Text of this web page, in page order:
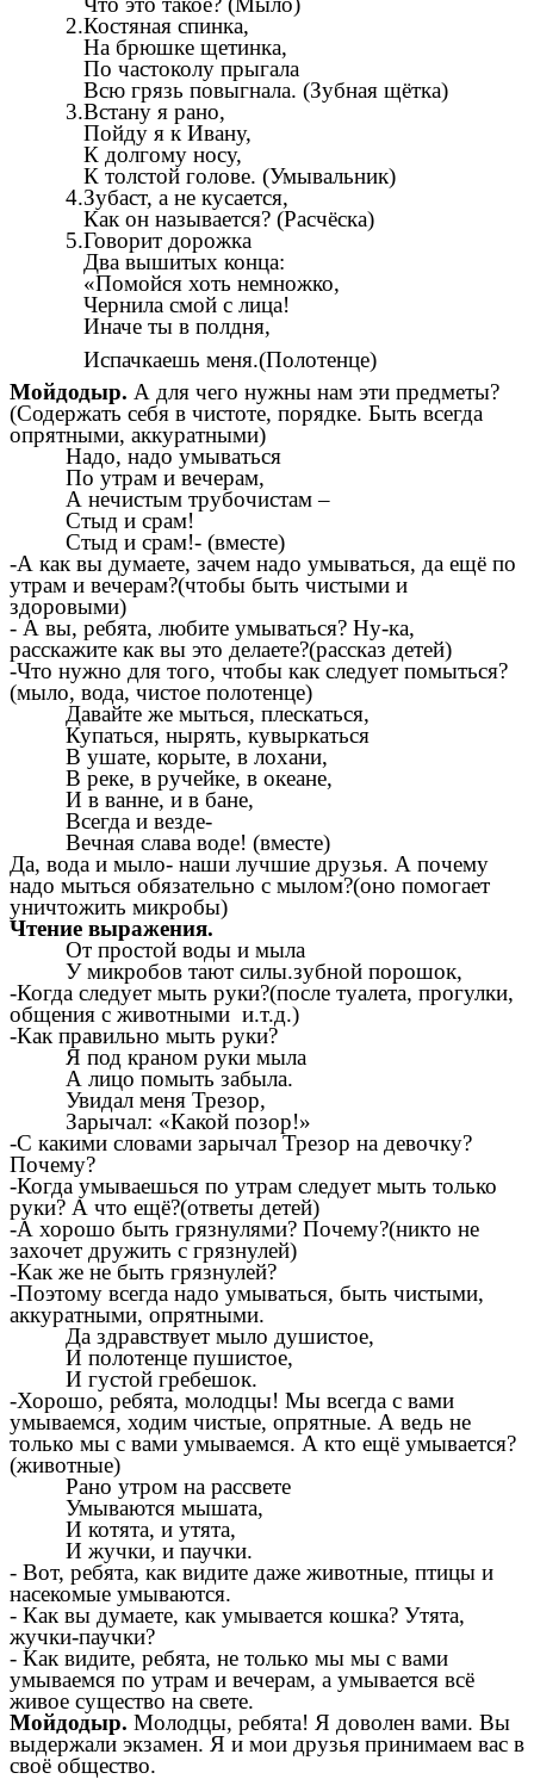
2.Костяная спинка,
На брюшке щетинка,
По частоколу прыгала
Всю грязь повыгнала. (Зубная щётка)
3.Встану я рано,
Пойду я к Ивану,
К долгому носу,
К толстой голове. (Умывальник)
4.Зубаст, а не кусается,
Как он называется? (Расчёска)
5.Говорит дорожка
Два вышитых конца:
«Помойся хоть немножко,
Чернила смой с лица!
Иначе ты в полдня,
Испачкаешь меня.(Полотенце)
Мойдодыр. А для чего нужны нам эти предметы?
(Содержать себя в чистоте, порядке. Быть всегда
опрятными, аккуратными)
Надо, надо умываться
По утрам и вечерам,
А нечистым трубочистам –
Стыд и срам!
Стыд и срам!- (вместе)
-А как вы думаете, зачем надо умываться, да ещё по
утрам и вечерам?(чтобы быть чистыми и
здоровыми)
- А вы, ребята, любите умываться? Ну-ка,
расскажите как вы это делаете?(рассказ детей)
-Что нужно для того, чтобы как следует помыться?
(мыло, вода, чистое полотенце)
Давайте же мыться, плескаться,
Купаться, нырять, кувыркаться
В ушате, корыте, в лохани,
В реке, в ручейке, в океане,
И в ванне, и в бане,
Всегда и везде-
Вечная слава воде! (вместе)
Да, вода и мыло- наши лучшие друзья. А почему
надо мыться обязательно с мылом?(оно помогает
уничтожить микробы)
Чтение выражения.
От простой воды и мыла
У микробов тают силы.зубной порошок,
-Когда следует мыть руки?(после туалета, прогулки,
общения с животными и.т.д.)
-Как правильно мыть руки?
Я под краном руки мыла
А лицо помыть забыла.
Увидал меня Трезор,
Зарычал: «Какой позор!»
-С какими словами зарычал Трезор на девочку?
Почему?
-Когда умываешься по утрам следует мыть только
руки? А что ещё?(ответы детей)
-А хорошо быть грязнулями? Почему?(никто не
захочет дружить с грязнулей)
-Как же не быть грязнулей?
-Поэтому всегда надо умываться, быть чистыми,
аккуратными, опрятными.
Да здравствует мыло душистое,
И полотенце пушистое,
И густой гребешок.
-Хорошо, ребята, молодцы! Мы всегда с вами
умываемся, ходим чистые, опрятные. А ведь не
только мы с вами умываемся. А кто ещё умывается?
(животные)
Рано утром на рассвете
Умываются мышата,
И котята, и утята,
И жучки, и паучки.
- Вот, ребята, как видите даже животные, птицы и
насекомые умываются.
- Как вы думаете, как умывается кошка? Утята,
жучки-паучки?
- Как видите, ребята, не только мы мы с вами
умываемся по утрам и вечерам, а умывается всё
живое существо на свете.
Мойдодыр. Молодцы, ребята! Я доволен вами. Вы
выдержали экзамен. Я и мои друзьяпринимаем вас в
своё общество.